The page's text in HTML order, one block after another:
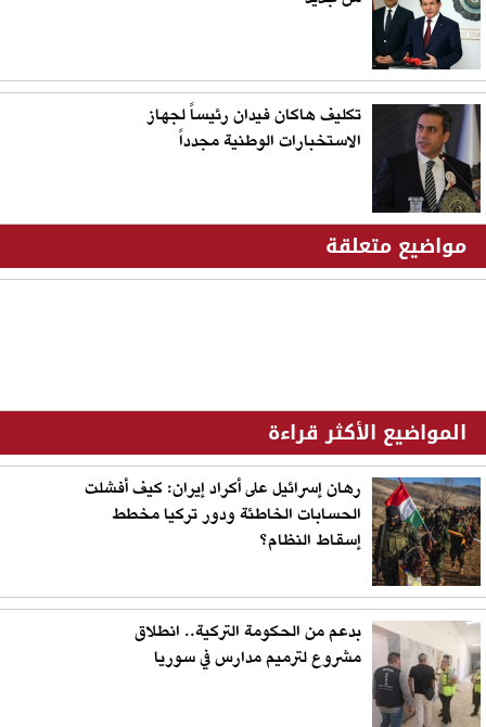
تكليف هاكان فيدان رئيساً لجهاز
الاستخبارات الوطنية مجدداً
مواضيع متعلقة
المواضيع الأكثر قراءة
رهان إسرائيل على أكراد إيران: كيف أفشلت
الحسابات الخاطئة ودور تركيا مخطط
إسقاط النظام؟
بدعم من الحكومة التركية.. انطلاق
مشروع لترميم مدارس في سوريا